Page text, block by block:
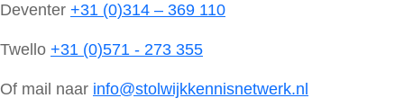
Deventer +31 (0)314 – 369 110
Twello +31 (0)571 - 273 355
Of mail naar info@stolwijkkennisnetwerk.nl